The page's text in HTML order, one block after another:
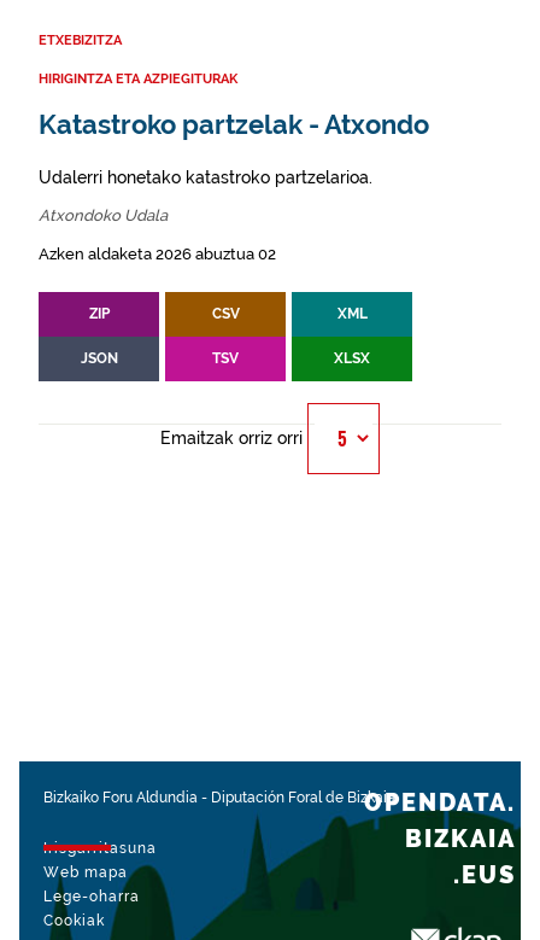
ETXEBIZITZA
HIRIGINTZA ETA AZPIEGITURAK
Katastroko partzelak - Atxondo
Udalerri honetako katastroko partzelarioa.
Atxondoko Udala
Azken aldaketa 2026 abuztua 02
ZIP CSV XML
JSON TSV XLSX
Emaitzak orriz orri
Bizkaiko Foru Aldundia - Diputación Foral de Bizkaia
Irisgarritasuna
Web mapa
Lege-oharra
Cookiak
OPENDATA.
BIZKAIA
.EUS